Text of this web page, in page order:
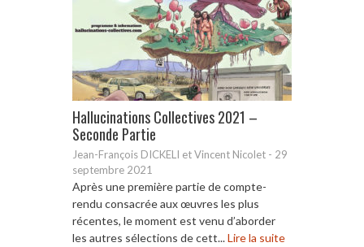
Hallucinations Collectives 2021 –
Seconde Partie
Jean-François DICKELI et Vincent Nicolet - 29
septembre 2021
Après une première partie de compte-
rendu consacrée aux œuvres les plus
récentes, le moment est venu d’aborder
les autres sélections de cett...Lire la suite